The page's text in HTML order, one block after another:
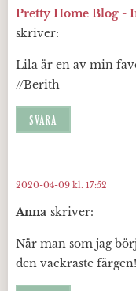
Pretty Home Blog -
skriver:
Lila är en av min
//Berith
SVARA
Anna skriver:
2020-04-09 kl. 17:52
När man som jag
den vackraste